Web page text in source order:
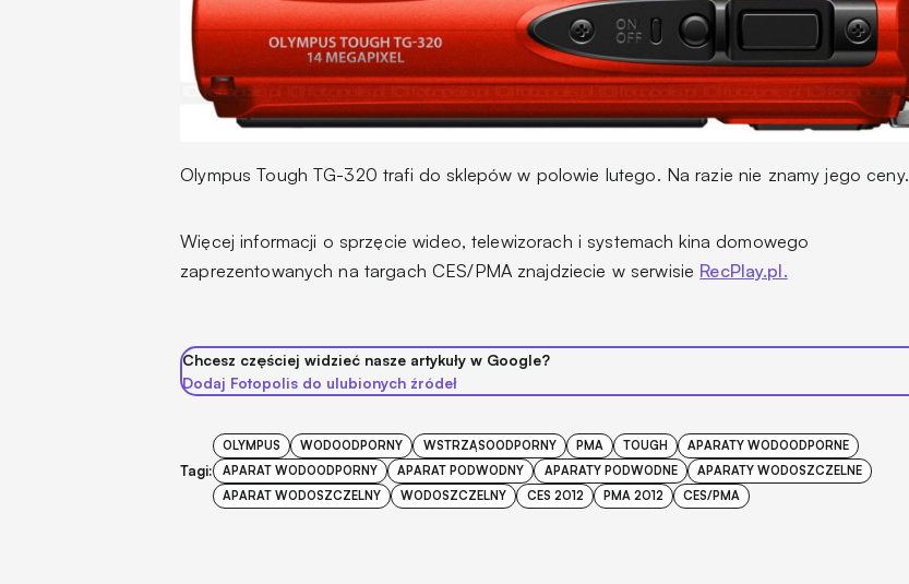
Olympus Tough TG-320 trafi do sklepów w polowie lutego. Na razie nie znamy jego ceny.
Więcej informacji o sprzęcie wideo, telewizorach i systemach kina domowego
zaprezentowanych na targach CES/PMA znajdziecie w serwisie RecPlay.pl.
Chcesz częściej widzieć nasze artykuły w Google?
Dodaj Fotopolis do ulubionych źródeł
Tagi:
OLYMPUS WODOODPORNY WSTRZĄSOODPORNY PMA TOUGH
APARATY WODOODPORNE
APARAT WODOODPORNY
APARAT PODWODNY APARATY PODWODNE
APARATY WODOSZCZELNE
APARAT WODOSZCZELNY
WODOSZCZELNY CES 2012 PMA 2012 CES/PMA